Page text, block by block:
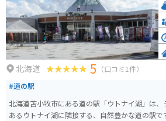
北海道 5 （口コミ1件）
#道の駅
北海道苫小牧市にある道の駅「ウトナイ湖」は
あるウトナイ湖に隣接する、自然豊かな道の駅です。 広大なウトナイ湖